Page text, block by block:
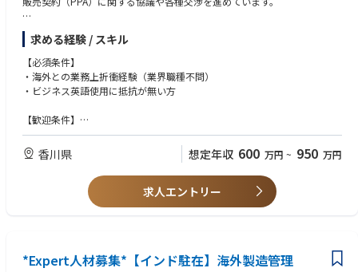
【具体的には】
・海外発電事業者の財務面・コンプライアンス管理
・収益性、リスク評価、資金調達、契約締結等の業務
・発電所の新設・増設・改良・修繕に必要な資材調達、発電燃料の選定・
調達・手配
係者との協議等、価格情報や技術動向なども視野に入れ、電力の安定供給
求める経験 / スキル
【必須条件】
・海外との業務上折衝経験（業界職種不問）
・ビジネス英語使用に抵抗が無い方
【歓迎条件】
・エネルギー業界での海外事業部経験
香川県 想定年収 600 万円 ~ 950 万円
求人エントリー
*Expert人材募集*【インド駐在】海外製造管理